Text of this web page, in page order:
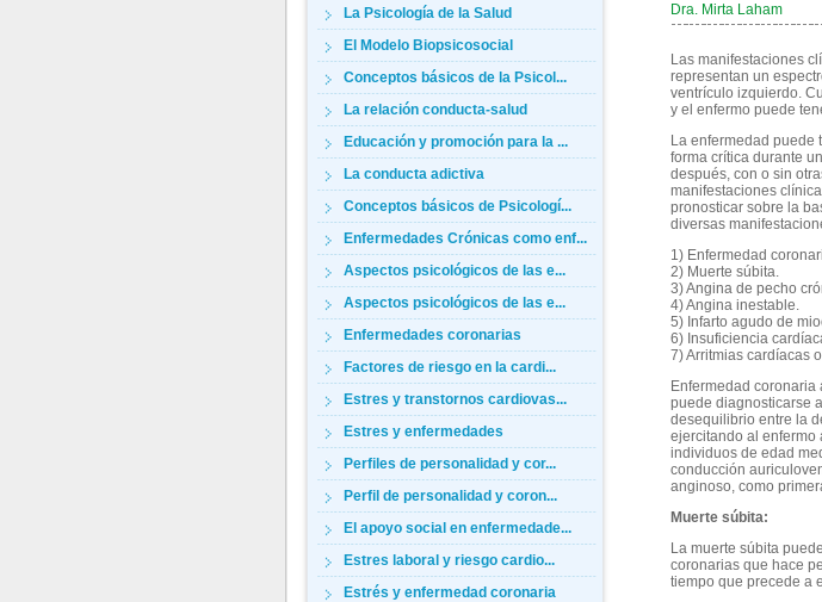
La Psicología de la Salud
El Modelo Biopsicosocial
Conceptos básicos de la Psicol...
La relación conducta-salud
Educación y promoción para la ...
La conducta adictiva
Conceptos básicos de Psicologí...
Enfermedades Crónicas como enf...
Aspectos psicológicos de las e...
Aspectos psicológicos de las e...
Enfermedades coronarias
Factores de riesgo en la cardi...
Estres y transtornos cardiovas...
Estres y enfermedades
Perfiles de personalidad y cor...
Perfil de personalidad y coron...
El apoyo social en enfermedade...
Estres laboral y riesgo cardio...
Estrés y enfermedad coronaria
Dra. Mirta Laham
Las manifestaciones
representan un
ventrículo izquierdo.
y el enfermo puede
La enfermedad puede
forma crítica durante
después, con o sin
manifestaciones
pronosticar sobre la
diversas
1) Enfermedad
2) Muerte súbita.
3) Angina de pecho
4) Angina inestable.
5) Infarto agudo de
6) Insuficiencia
7) Arritmias cardíacas
Enfermedad
puede diagnosticarse
desequilibrio entre la
ejercitando al enfermo
individuos de edad
conducción
anginoso, como
Muerte súbita:
La muerte súbita
coronarias que hace
tiempo que precede a